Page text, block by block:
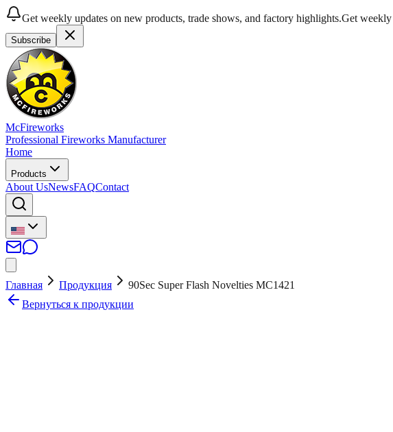
Get weekly updates on new products, trade shows, and factory highlights.Get weekly
Subscribe
McFireworks
Professional Fireworks Manufacturer
Home
Products
About UsNewsFAQContact
Главная Продукция
90Sec Super Flash Novelties MC1421
Вернуться к продукции